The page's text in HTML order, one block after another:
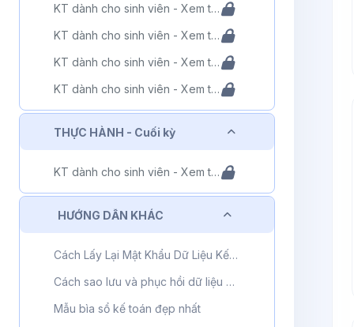
KT dành cho sinh viên - Xem tài liệu - Phần 6
KT dành cho sinh viên - Xem tài liệu - Phần 7
KT dành cho sinh viên - Xem tài liệu - Phần 8
KT dành cho sinh viên - Xem tài liệu - Phần 9
THỰC HÀNH - Cuối kỳ Rút gọn
KT dành cho sinh viên - Xem tài liệu - Phần 10
HƯỚNG DẪN KHÁC Rút gọn
Cách Lấy Lại Mật Khẩu Dữ Liệu Kế Toán MISA SME
Cách sao lưu và phục hồi dữ liệu phần mềm kế toán MISA SME
Mẫu bìa sổ kế toán đẹp nhất